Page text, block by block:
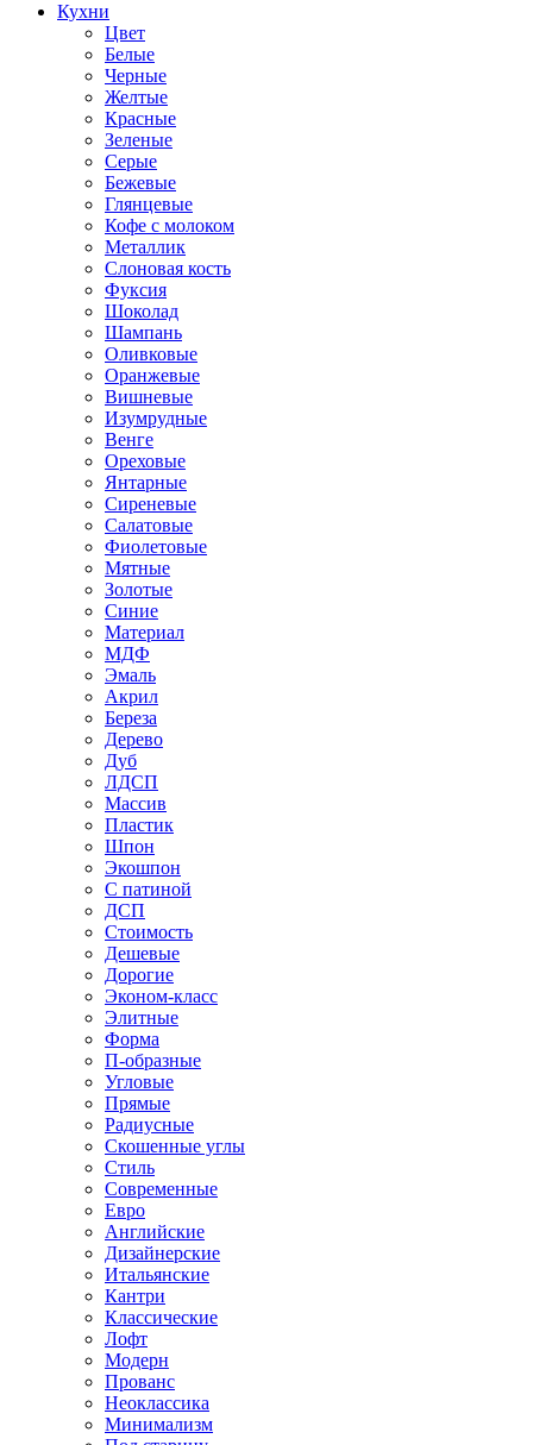
Кухни
Цвет
Белые
Черные
Желтые
Красные
Зеленые
Серые
Бежевые
Глянцевые
Кофе с молоком
Металлик
Слоновая кость
Фуксия
Шоколад
Шампань
Оливковые
Оранжевые
Вишневые
Изумрудные
Венге
Ореховые
Янтарные
Сиреневые
Салатовые
Фиолетовые
Мятные
Золотые
Синие
Материал
МДФ
Эмаль
Акрил
Береза
Дерево
Дуб
ЛДСП
Массив
Пластик
Шпон
Экошпон
С патиной
ДСП
Стоимость
Дешевые
Дорогие
Эконом-класс
Элитные
Форма
П-образные
Угловые
Прямые
Радиусные
Скошенные углы
Стиль
Современные
Евро
Английские
Дизайнерские
Итальянские
Кантри
Классические
Лофт
Модерн
Прованс
Неоклассика
Минимализм